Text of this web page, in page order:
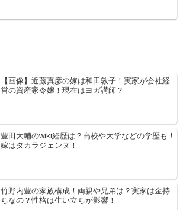
【画像】近藤真彦の嫁は和田敦子！実家が会社経
営の資産家令嬢！現在はヨガ講師？
豊田大輔のwiki経歴は？高校や大学などの学歴も！
嫁はタカラジェンヌ！
竹野内豊の家族構成！両親や兄弟は？実家は金持
ちなの？性格は生い立ちが影響！